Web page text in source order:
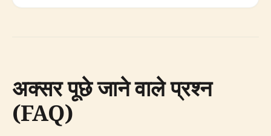
अक्सर पूछे जाने वाले प्रश्न
(FAQ)